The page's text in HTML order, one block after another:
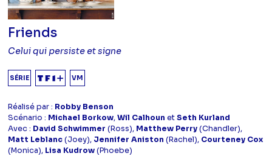
Friends
Celui qui persiste et signe
SÉRIE VM
Réalisé par : Robby Benson
Scénario : Michael Borkow,Wil Calhoun etSeth Kurland
Avec : David Schwimmer (Ross), Matthew Perry(Chandler),
Matt Leblanc(Joey), Jennifer Aniston (Rachel), Courteney Cox
(Monica), Lisa Kudrow(Phoebe)